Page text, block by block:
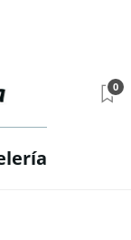
0